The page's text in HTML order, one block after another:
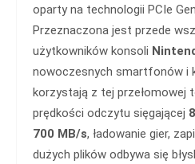
oparty na technologii PCIe
Przeznaczona jest przede
użytkowników konsoli
nowoczesnych smartfonów i
korzystają z tej przełomowej
prędkości odczytu sięgającej
700 MB/s, ładowanie gier,
dużych plików odbywa się